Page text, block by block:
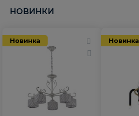
НОВИНКИ
Новинка Новинка